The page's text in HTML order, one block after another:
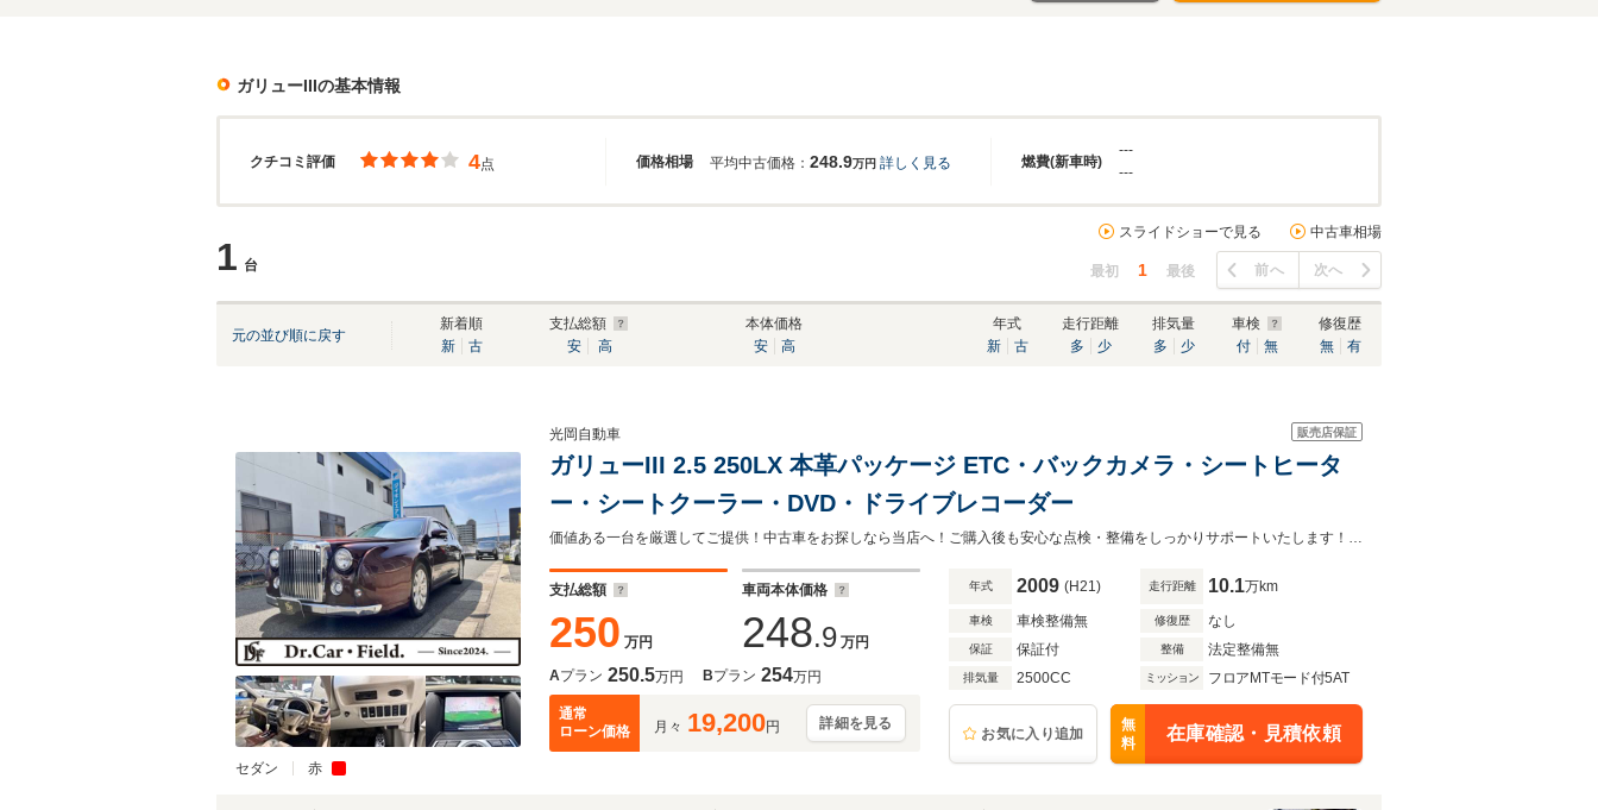
ガリューIIIの基本情報
クチコミ評価 価格相場 燃費(新車時)
4点 平均中古価格： 248.9万円 詳しく見る
---
---
1 台
スライドショーで見る 中古車相場
最初 1 最後 前へ 次へ
元の並び順に戻す
新着順
新
古
支払総額
安
高
本体価格
安
高
年式
新
古
走行距離
多
少
排気量
多
少
車検
付
無
修復歴
無
有
セダン 赤
販売店保証
光岡自動車
ガリューIII 2.5 250LX 本革パッケージ ETC・バックカメラ・シートヒータ
ー・シートクーラー・DVD・ドライブレコーダー
価値ある一台を厳選してご提供！中古車をお探しなら当店へ！ご購入後も安心な点検・整備をしっかりサポートいたします！お気軽にお問い合わせください！
支払総額
250 万円
車両本体価格
248.9 万円
Aプラン 250.5万円 Bプラン 254万円
通常
ローン価格
月々 19,200円 詳細を見る
年式 2009 (H21) 走行距離 10.1万km
車検 車検整備無 修復歴 なし
保証 保証付 整備 法定整備無
排気量 2500CC ミッション フロアMTモード付5AT
お気に入り追加
無
料
在庫確認・見積依頼